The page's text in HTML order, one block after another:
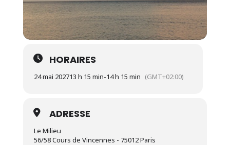
HORAIRES
24 mai 202713 h 15 min-14 h 15 min (GMT+02:00)
ADRESSE
Le Milieu
56/58 Cours de Vincennes - 75012 Paris